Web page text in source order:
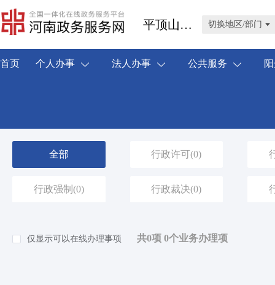
平顶山市汝州市 切换地区/部门
首页 个人办事 法人办事 公共服务
全部 行政许可(0)
行政强制 (0) 行政裁决(0)
仅显示可以在线办理事项 共0项 0个业务办理项